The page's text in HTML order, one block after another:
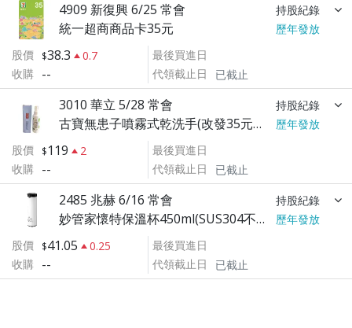
4909 新復興 6/25 常會 持股紀錄
統一超商商品卡35元
歷年發放
股價
38.3
0.7
收購 --
最後買進日
代領截止日
已截止
3010 華立 5/28 常會 持股紀錄
古寶無患子噴霧式乾洗手(改發35元禮卷)
歷年發放
股價
119
2
收購 --
最後買進日
代領截止日
已截止
2485 兆赫 6/16 常會 持股紀錄
妙管家懷特保溫杯450ml(SUS304不鏽鋼)
歷年發放
股價
41.05
0.25
收購 --
最後買進日
代領截止日
已截止